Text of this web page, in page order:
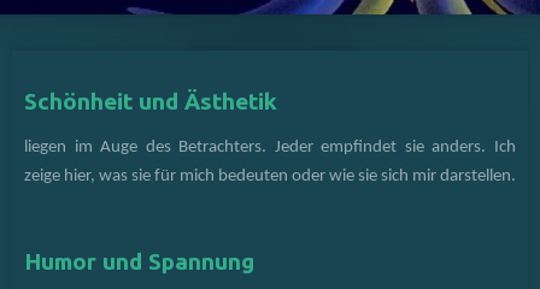
Schönheit und Ästhetik
liegen im Auge des Betrachters. Jeder empfindet sie anders. Ich
zeige hier, was sie für mich bedeuten oder wie sie sich mir darstellen.
Humor und Spannung